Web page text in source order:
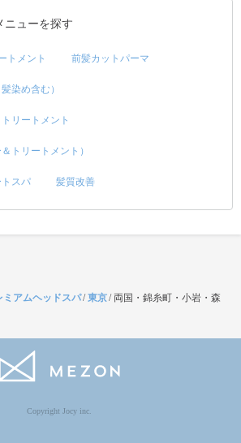
ニューを探す
トメント 前髪カットパーマ
染め含む）
リートメント
トリートメント）
スパ 髪質改善
ミアムヘッドスパ/東京/ 両国・錦糸町・小岩・森
Copyright Jocy inc.